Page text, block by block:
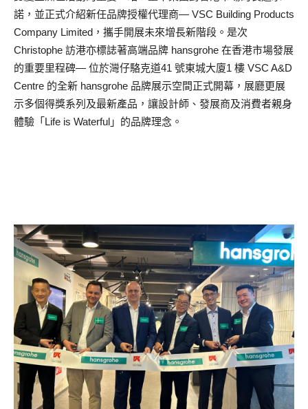
諾，並正式介紹新任品牌授權代理商— VSC Building Products
Company Limited，攜手開展未來增長新階段。是次
Christophe 訪港亦標誌著高端品牌 hansgrohe 在香港市場發展
的重要里程碑— 位於灣仔駱克道41 號東城大廈1 樓 VSC A&D
Centre 的全新 hansgrohe 品牌展示空間正式開幕，展廳更展
示多個得獎系列及最新產品，讓設計師、發展商及消費者親身
體驗「Life is Waterful」的品牌理念。